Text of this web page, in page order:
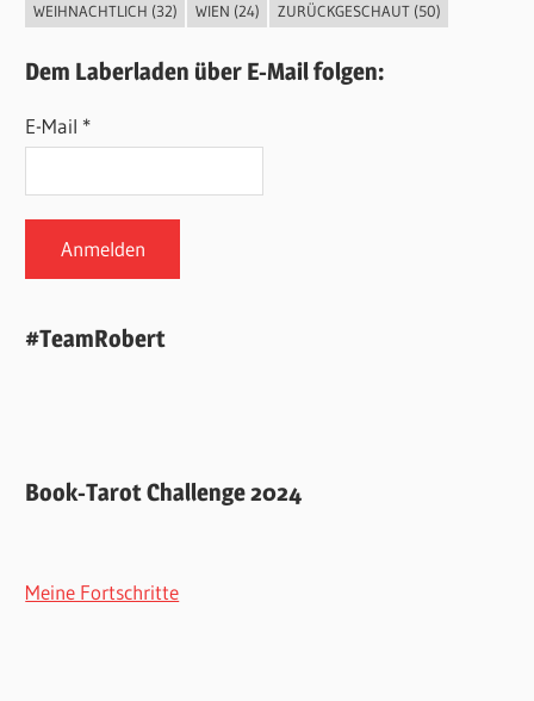
WEIHNACHTLICH (32) WIEN (24) ZURÜCKGESCHAUT(50)
Dem Laberladen über E-Mail folgen:
E-Mail *
#TeamRobert
Book-Tarot Challenge 2024
Meine Fortschritte